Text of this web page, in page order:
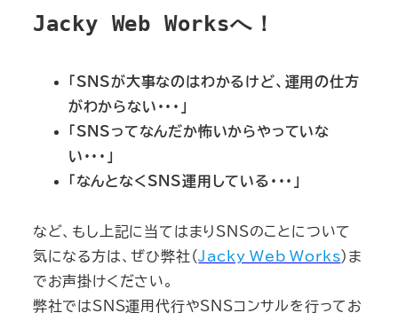
Jacky Web Worksへ！
「SNSが大事なのはわかるけど、運用の仕方
がわからない・・・」
「SNSってなんだか怖いからやっていな
い・・・」
「なんとなくSNS運用している・・・」
など、もし上記に当てはまりSNSのことについて
気になる方は、ぜひ弊社（Jacky Web Works）ま
でお声掛けください。
弊社ではSNS運用代行やSNSコンサルを行ってお